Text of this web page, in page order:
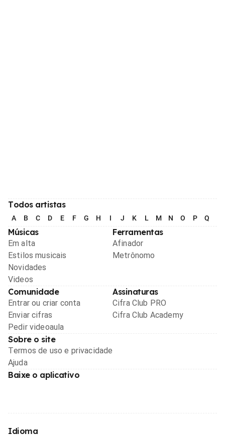
Todos artistas
A B C D E F G H I J K L M N O P Q
Músicas
Em alta
Estilos musicais
Novidades
Videos
Ferramentas
Afinador
Metrônomo
Comunidade
Entrar ou criar conta
Enviar cifras
Pedir videoaula
Assinaturas
Cifra Club PRO
Cifra Club Academy
Sobre o site
Termos de uso e privacidade
Ajuda
Baixe o aplicativo
Idioma